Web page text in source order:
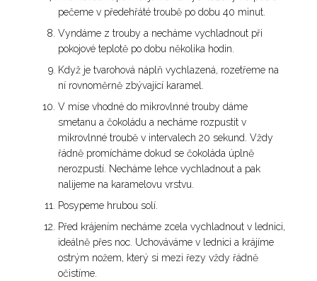
pečeme v předehřáté troubě po dobu 40 minut.
Vyndáme z trouby a necháme vychladnout při
pokojové teplotě po dobu několika hodin.
Když je tvarohová náplň vychlazená, rozetřeme na
ní rovnoměrně zbývající karamel.
V míse vhodné do mikrovlnné trouby dáme
smetanu a čokoládu a necháme rozpustit v
mikrovlnné troubě v intervalech 20 sekund. Vždy
řádně promícháme dokud se čokoláda úplně
nerozpustí. Necháme lehce vychladnout a pak
nalijeme na karamelovu vrstvu.
Posypeme hrubou solí.
Před krájením necháme zcela vychladnout v lednici,
ideálně přes noc. Uchováváme v lednici a krájíme
ostrým nožem, který si mezi řezy vždy řádně
očistíme.